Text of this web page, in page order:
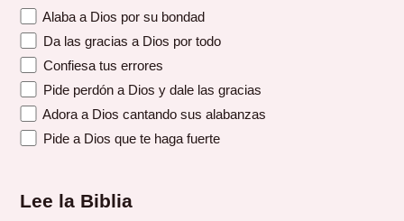
Alaba a Dios por su bondad
Da las gracias a Dios por todo
Confiesa tus errores
Pide perdón a Dios y dale las gracias
Adora a Dios cantando sus alabanzas
Pide a Dios que te haga fuerte
Lee la Biblia